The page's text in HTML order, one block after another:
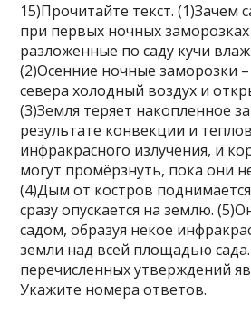
15)Прочитайте текст. (1)Зачем
при первых ночных
разложенные по саду кучи
(2)Осенние ночные заморозки
севера холодный воздух и
(3)Земля теряет накопленное
результате конвекции и
инфракрасного излучения, и
могут промёрзнуть, пока они
(4)Дым от костров
сразу опускается на землю.
садом, образуя некое
земли над всей площадью
перечисленных утверждений
Укажите номера ответов.